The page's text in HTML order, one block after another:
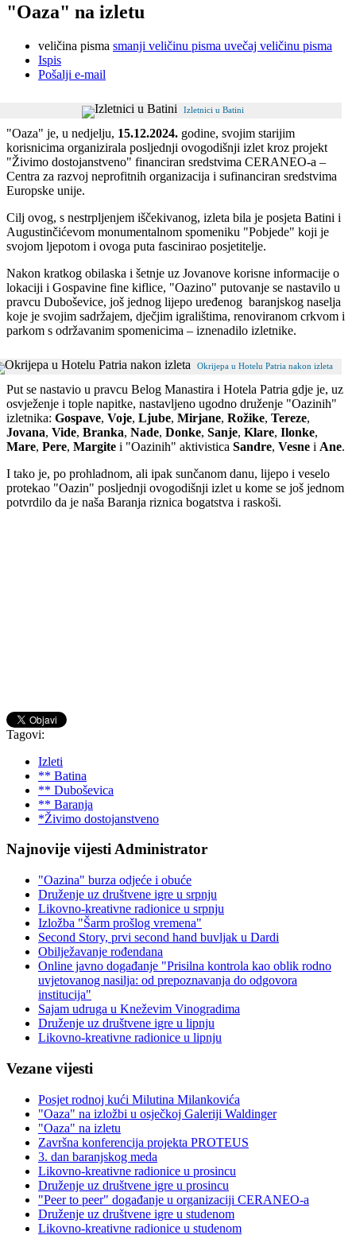
"Oaza" na izletu
veličina pisma smanji veličinu pisma uvečaj veličinu pisma
Ispis
Pošalji e-mail
Izletnici u Batini
"Oaza" je, u nedjelju, 15.12.2024. godine, svojim starijim
korisnicima organizirala posljednji ovogodišnji izlet kroz projekt
"Živimo dostojanstveno" financiran sredstvima CERANEO-a –
Centra za razvoj neprofitnih organizacija i sufinanciran sredstvima
Europske unije.
Cilj ovog, s nestrpljenjem iščekivanog, izleta bila je posjeta Batini i
Augustinčićevom monumentalnom spomeniku "Pobjede" koji je
svojom ljepotom i ovoga puta fascinirao posjetitelje.
Nakon kratkog obilaska i šetnje uz Jovanove korisne informacije o
lokaciji i Gospavine fine kiflice, "Oazino" putovanje se nastavilo u
pravcu Duboševice, još jednog lijepo uređenog baranjskog naselja
koje je svojim sadržajem, dječjim igralištima, renoviranom crkvom i
parkom s održavanim spomenicima – iznenadilo izletnike.
Okrijepa u Hotelu Patria nakon izleta
Put se nastavio u pravcu Belog Manastira i Hotela Patria gdje je, uz
osvježenje i tople napitke, nastavljeno ugodno druženje "Oazinih"
izletnika: Gospave, Voje, Ljube, Mirjane, Rožike, Tereze,
Jovana, Vide, Branka, Nade, Donke, Sanje, Klare, Ilonke,
Mare, Pere, Margite i "Oazinih" aktivistica Sandre, Vesne i Ane.
I tako je, po prohladnom, ali ipak sunčanom danu, lijepo i veselo
protekao "Oazin" posljednji ovogodišnji izlet u kome se još jednom
potvrdilo da je naša Baranja riznica bogatstva i raskoši.
Tagovi:
Izleti
** Batina
** Duboševica
** Baranja
*Živimo dostojanstveno
Najnovije vijesti Administrator
"Oazina" burza odjeće i obuće
Druženje uz društvene igre u srpnju
Likovno-kreativne radionice u srpnju
Izložba "Šarm prošlog vremena"
Second Story, prvi second hand buvljak u Dardi
Obilježavanje rođendana
Online javno događanje "Prisilna kontrola kao oblik rodno
uvjetovanog nasilja: od prepoznavanja do odgovora
institucija"
Sajam udruga u Kneževim Vinogradima
Druženje uz društvene igre u lipnju
Likovno-kreativne radionice u lipnju
Vezane vijesti
Posjet rodnoj kući Milutina Milankovića
"Oaza" na izložbi u osječkoj Galeriji Waldinger
"Oaza" na izletu
Završna konferencija projekta PROTEUS
3. dan baranjskog meda
Likovno-kreativne radionice u prosincu
Druženje uz društvene igre u prosincu
"Peer to peer" događanje u organizaciji CERANEO-a
Druženje uz društvene igre u studenom
Likovno-kreativne radionice u studenom